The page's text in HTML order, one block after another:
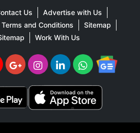
Us
Advertise with Us
Terms and Conditions
Sitemap
Work With Us